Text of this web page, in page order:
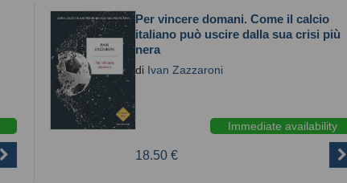
Per vincere domani. Come il calcio
italiano può uscire dalla sua crisi più
nera
di Ivan Zazzaroni
Immediate availability
18.50 €